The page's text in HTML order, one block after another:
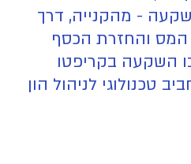
- מהקנייה, דרך
המס והחזרת הכסף
השקעה בקריפטו
טכנולוגי לניהול הון